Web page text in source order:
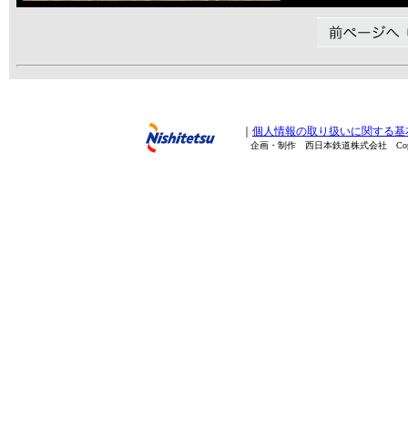
個人情報の取り扱いに関する基
企画・制作 西日本鉄道株式会社